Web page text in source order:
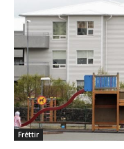
Fréttir